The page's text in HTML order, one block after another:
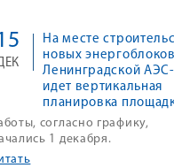
На месте
новых энергоблоков
Ленинградской
идет вертикальная
планировка
согласно графику,
1 декабря.